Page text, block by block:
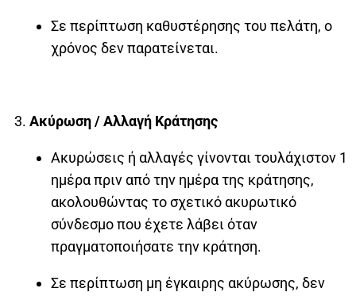
Σε περίπτωση καθυστέρησης του πελάτη, ο
χρόνος δεν παρατείνεται.
Ακύρωση / Αλλαγή Κράτησης
Ακυρώσεις ή αλλαγές γίνονται τουλάχιστον 1
ημέρα πριν από την ημέρα της κράτησης,
ακολουθώντας το σχετικό ακυρωτικό
σύνδεσμο που έχετε λάβει όταν
πραγματοποιήσατε την κράτηση.
Σε περίπτωση μη έγκαιρης ακύρωσης, δεν